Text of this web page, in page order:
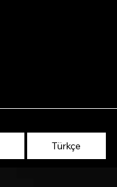
Türkçe